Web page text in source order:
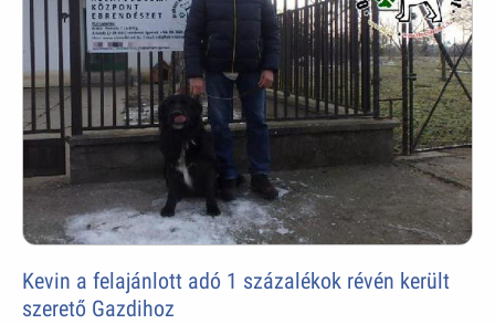
Kevin a felajánlott adó 1 százalékok révén került
szerető Gazdihoz